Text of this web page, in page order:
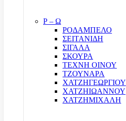
Ρ – Ω
ΡΟΔΑΜΠΕΛΟ
ΣΕΙΤΑΝΙΔΗ
ΣΙΓΑΛΑ
ΣΚΟΥΡΑ
ΤΕΧΝΗ ΟΙΝΟΥ
ΤΖΟΥΝΑΡΑ
ΧΑΤΖΗΓΕΩΡΓΙΟΥ
ΧΑΤΖΗΙΩΑΝΝΟΥ
ΧΑΤΖΗΜΙΧΑΛΗ